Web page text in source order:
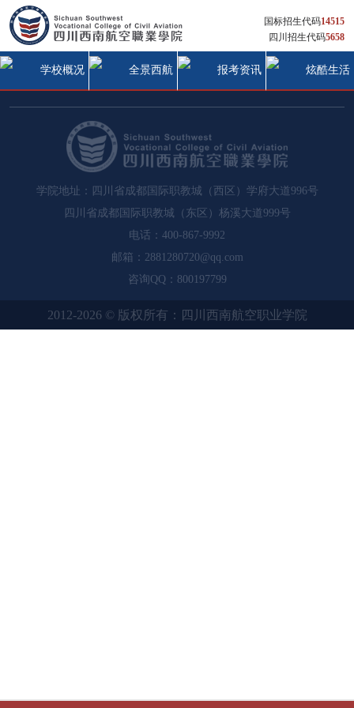
国标招生代码14515
四川招生代码5658
学校概况 全景西航 报考资讯 炫酷生活
学院地址：四川省成都国际职教城（西区）学府大道996号
四川省成都国际职教城（东区）杨溪大道999号
电话：400-867-9992
邮箱：2881280720@qq.com
咨询QQ：800197799
2012-2026 © 版权所有：四川西南航空职业学院